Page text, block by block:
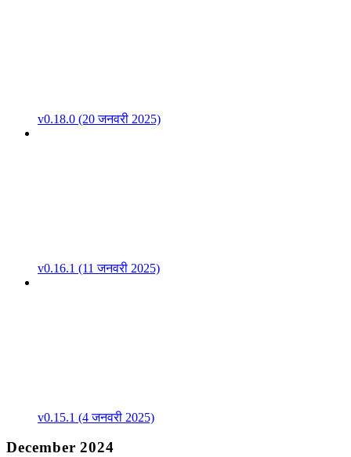
v0.18.0 (20 जनवरी 2025)
v0.16.1 (11 जनवरी 2025)
v0.15.1 (4 जनवरी 2025)
December 2024